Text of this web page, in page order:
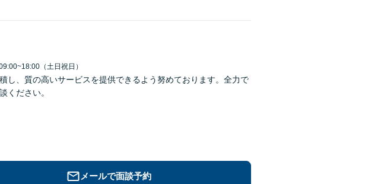
（土日祝日）
し、質の高いサービスを提供できるよう努めております。全力で
ください。
メールで面談予約